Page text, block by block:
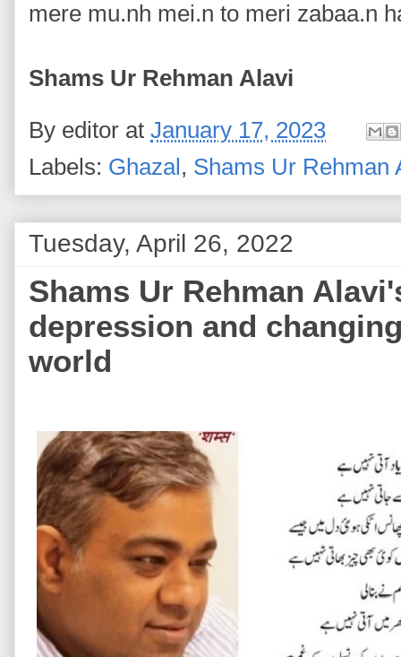
mere mu.nh mei.n to meri zabaa.n
Shams Ur Rehman Alavi
By editor at January 17, 2023
Labels: Ghazal, Shams Ur Rehman
Tuesday, April 26, 2022
Shams Ur Rehman
depression and
world